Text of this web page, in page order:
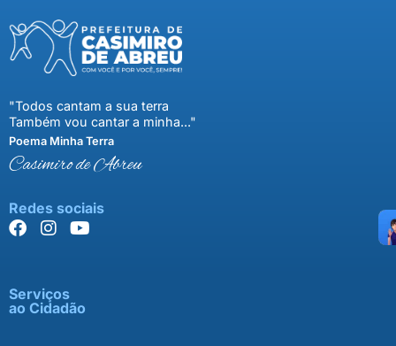
"Todos cantam a sua terra
Também vou cantar a minha..."
Poema Minha Terra
Casimiro de Abreu
Redes sociais
Serviços
ao Cidadão